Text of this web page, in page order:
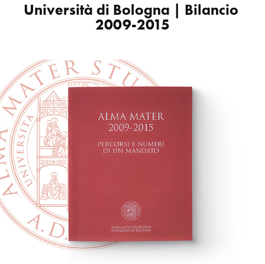
Università di Bologna | Bilancio
2009-2015